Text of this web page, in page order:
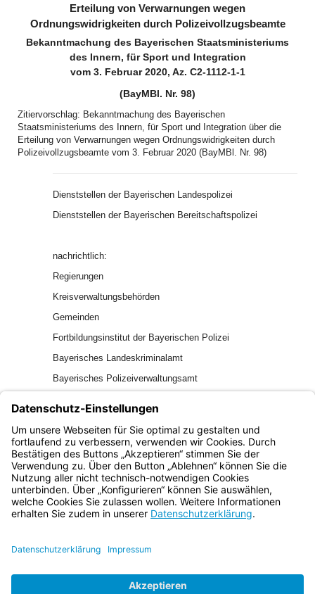
Erteilung von Verwarnungen wegen
Ordnungswidrigkeiten durch Polizeivollzugsbeamte
Bekanntmachung des Bayerischen Staatsministeriums
des Innern, für Sport und Integration
vom 3. Februar 2020, Az. C2-1112-1-1
(BayMBl. Nr. 98)
Zitiervorschlag: Bekanntmachung des Bayerischen
Staatsministeriums des Innern, für Sport und Integration über die
Erteilung von Verwarnungen wegen Ordnungswidrigkeiten durch
Polizeivollzugsbeamte vom 3. Februar 2020 (BayMBl. Nr. 98)
Dienststellen der Bayerischen Landespolizei
Dienststellen der Bayerischen Bereitschaftspolizei
nachrichtlich:
Regierungen
Kreisverwaltungsbehörden
Gemeinden
Fortbildungsinstitut der Bayerischen Polizei
Bayerisches Landeskriminalamt
Bayerisches Polizeiverwaltungsamt
Fachbereich Polizei
–
Fachbereich Allgemeine Innere Verwaltung
Bayern.de
BayernPortal
Impressum